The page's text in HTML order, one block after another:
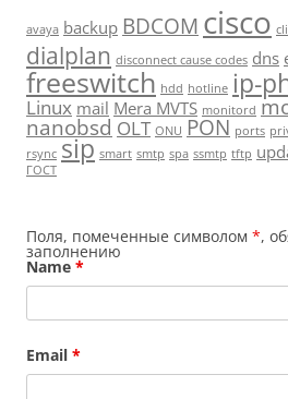
avaya backup BDCOM cisco cli
dialplan disconnect cause codes dns
freeswitch hdd hotline ip-
Linux mail Mera MVTS monitord
nanobsd OLT ONU PON ports
rsync sip smart smtp spa ssmtp tftp
ГОСТ
Поля, помеченные символом *,
заполнению
Name *
Email *